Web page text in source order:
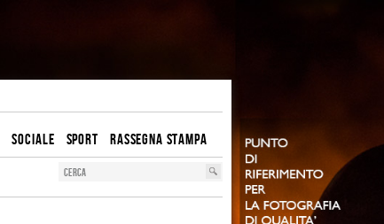
SOCIALE SPORT RASSEGNA STAMPA